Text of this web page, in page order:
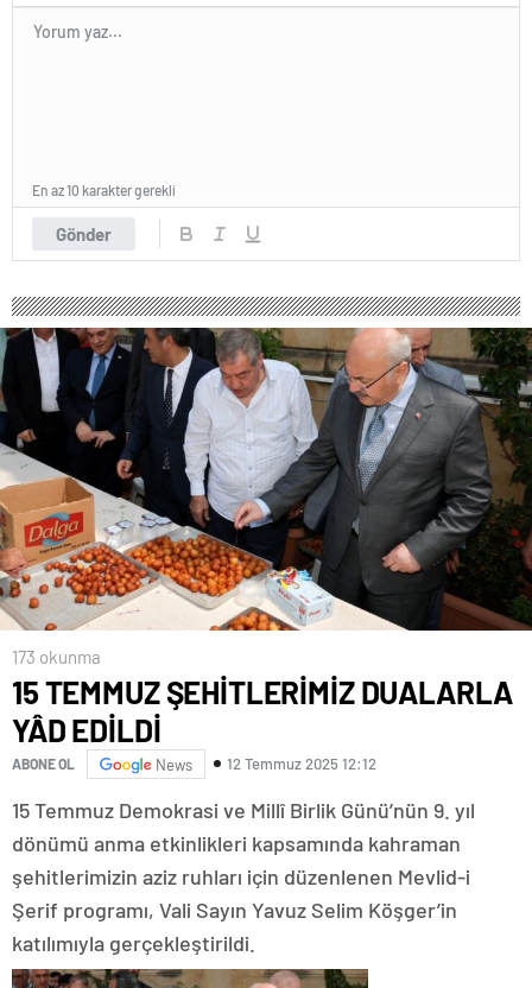
Gönder
En az 10 karakter gerekli
173 okunma
15 TEMMUZ ŞEHİTLERİMİZ DUALARLA
YÂD EDİLDİ
ABONE OL News 12 Temmuz 2025 12:12
15 Temmuz Demokrasi ve Millî Birlik Günü’nün 9. yıl
dönümü anma etkinlikleri kapsamında kahraman
şehitlerimizin aziz ruhları için düzenlenen Mevlid-i
Şerif programı, Vali Sayın Yavuz Selim Köşger’in
katılımıyla gerçekleştirildi.